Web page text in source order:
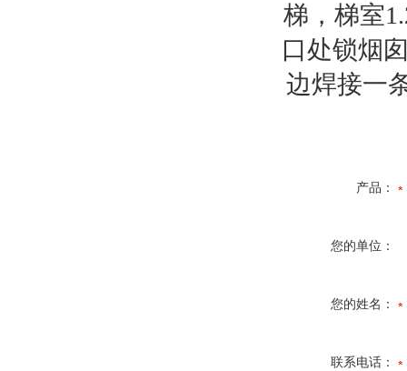
梯，梯室
口处锁烟
边焊接一
产品：
您的单位：
您的姓名：
联系电话：